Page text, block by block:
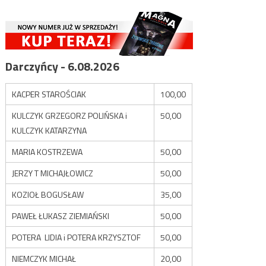
Darczyńcy - 6.08.2026
KACPER STAROŚCIAK
100,00
KULCZYK GRZEGORZ POLIŃSKA i
KULCZYK KATARZYNA
50,00
MARIA KOSTRZEWA
50,00
JERZY T MICHAJŁOWICZ
50,00
KOZIOŁ BOGUSŁAW
35,00
PAWEŁ ŁUKASZ ZIEMIAŃSKI
50,00
POTERA LIDIA i POTERA KRZYSZTOF
50,00
NIEMCZYK MICHAŁ
20,00